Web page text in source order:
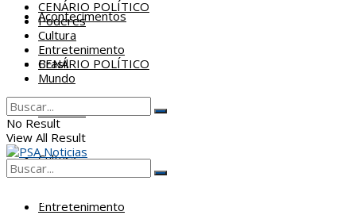
Acontecimentos
CENÁRIO POLÍTICO
Poderes
Cultura
Entretenimento
CENÁRIO POLÍTICO
Poderes
Cultura
Entretenimento
Brasil
Mundo
No Result
View All Result
View All Result